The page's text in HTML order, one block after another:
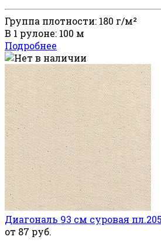
Группа плотности: 180 г/м²
В 1 рулоне: 100 м
Подробнее
Диагональ 93 см суровая
от 87 руб.